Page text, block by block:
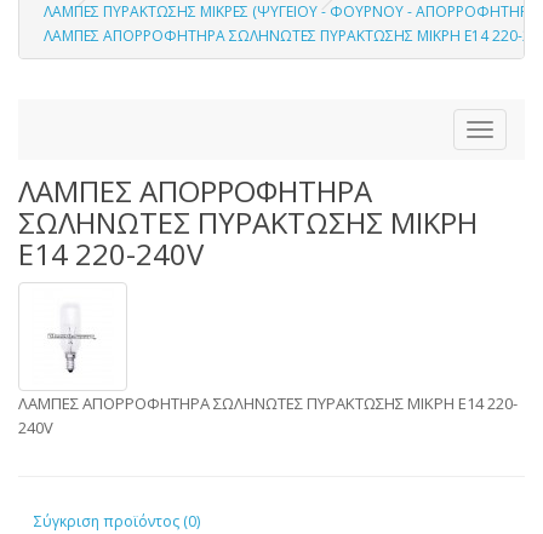
ΛΑΜΠΕΣ ΠΥΡΑΚΤΩΣΗΣ ΜΙΚΡΕΣ (ΨΥΓΕΙΟΥ - ΦΟΥΡΝΟΥ - ΑΠΟΡΡΟΦΗΤΗΡΑ
ΛΑΜΠΕΣ ΑΠΟΡΡΟΦΗΤΗΡΑ ΣΩΛΗΝΩΤΕΣ ΠΥΡΑΚΤΩΣΗΣ ΜΙΚΡΗ Ε14 220-
ΛΑΜΠΕΣ ΑΠΟΡΡΟΦΗΤΗΡΑ
ΣΩΛΗΝΩΤΕΣ ΠΥΡΑΚΤΩΣΗΣ ΜΙΚΡΗ
Ε14 220-240V
ΛΑΜΠΕΣ ΑΠΟΡΡΟΦΗΤΗΡΑ ΣΩΛΗΝΩΤΕΣ ΠΥΡΑΚΤΩΣΗΣ ΜΙΚΡΗ Ε14 220-
240V
Σύγκριση προϊόντος (0)